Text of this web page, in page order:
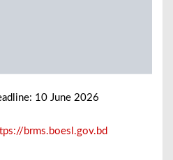
10 June 2026
brms.boesl.gov.bd